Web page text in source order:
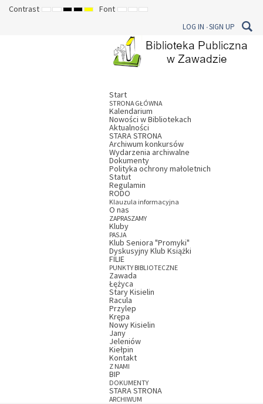
Contrast DEFAULT
NIGHT
HIGHHIGHHIGHFont SETSETSET
LOG IN SIGN UP
Start
STRONA GŁÓWNA
Kalendarium
Nowości w Bibliotekach
Aktualności
STARA STRONA
Archiwum konkursów
Wydarzenia archiwalne
Dokumenty
Polityka ochrony małoletnich
Statut
Regulamin
RODO
Klauzula informacyjna
O nas
ZAPRASZAMY
Kluby
PASJA
Klub Seniora "Promyki"
Dyskusyjny Klub Książki
FILIE
PUNKTY BIBLIOTECZNE
Zawada
Łężyca
Stary Kisielin
Racula
Przylep
Krępa
Nowy Kisielin
Jany
Jeleniów
Kiełpin
Kontakt
Z NAMI
BIP
DOKUMENTY
STARA STRONA
ARCHIWUM